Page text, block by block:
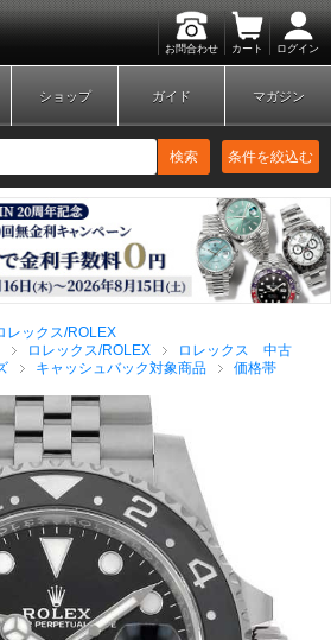
お問合わせ カート ログイン
ログイン
ランドから探す
ロレックス
パテック
フィリップ
ショップ ガイド マガジン
検索 条件を絞込む
レックス/ROLEX
ロレックス/ROLEX
ロレックス 中古
キャッシュバック対象商品
価格帯